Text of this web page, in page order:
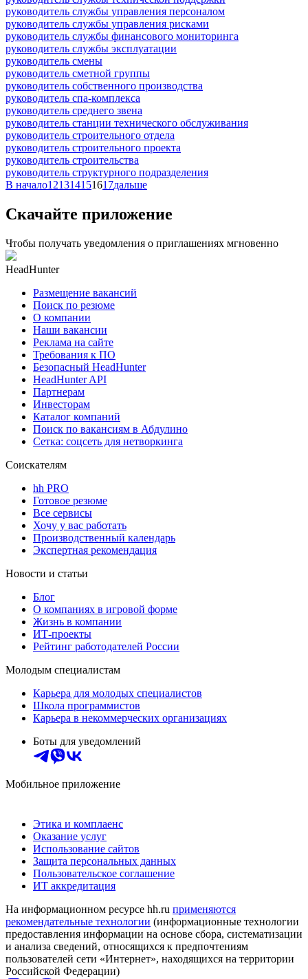
руководитель службы управления персоналом
руководитель службы управления рисками
руководитель службы финансового мониторинга
руководитель службы эксплуатации
руководитель смены
руководитель сметной группы
руководитель собственного производства
руководитель спа-комплекса
руководитель среднего звена
руководитель станции технического обслуживания
руководитель строительного отдела
руководитель строительного проекта
руководитель строительства
руководитель структурного подразделения
В начало121314151617дальше
Скачайте приложение
Чтобы получать уведомления о приглашениях мгновенно
HeadHunter
Размещение вакансий
Поиск по резюме
О компании
Наши вакансии
Реклама на сайте
Требования к ПО
Безопасный HeadHunter
HeadHunter API
Партнерам
Инвесторам
Каталог компаний
Поиск по вакансиям в Абдулино
Сетка: соцсеть для нетворкинга
Соискателям
hh PRO
Готовое резюме
Все сервисы
Хочу у вас работать
Производственный календарь
Экспертная рекомендация
Новости и статьи
Блог
О компаниях в игровой форме
Жизнь в компании
ИТ-проекты
Рейтинг работодателей России
Молодым специалистам
Карьера для молодых специалистов
Школа программистов
Карьера в некоммерческих организациях
Боты для уведомлений
Мобильное приложение
Этика и комплаенс
Оказание услуг
Использование сайтов
Защита персональных данных
Пользовательское соглашение
ИТ аккредитация
На информационном ресурсе hh.ru применяются
рекомендательные технологии (информационные технологии
предоставления информации на основе сбора, систематизации
и анализа сведений, относящихся к предпочтениям
пользователей сети «Интернет», находящихся на территории
Российской Федерации)